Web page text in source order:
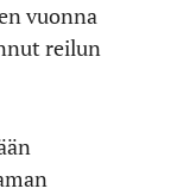
vuonna
reilun